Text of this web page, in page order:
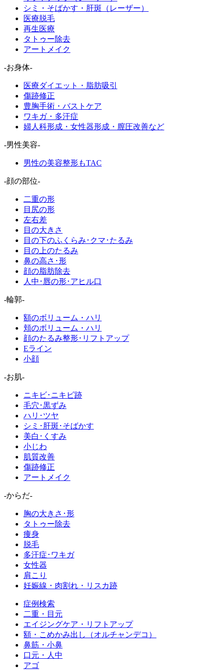
シミ・そばかす・肝斑（レーザー）
医療脱毛
再生医療
タトゥー除去
アートメイク
-お身体-
医療ダイエット・脂肪吸引
傷跡修正
豊胸手術・バストケア
ワキガ・多汗症
婦人科形成・女性器形成・膣圧改善など
-男性美容-
男性の美容整形もTAC
-顔の部位-
二重の形
目尻の形
左右差
目の大きさ
目の下のふくらみ･クマ･たるみ
目の上のたるみ
鼻の高さ･形
顔の脂肪除去
人中･唇の形･アヒル口
-輪郭-
額のボリューム・ハリ
頬のボリューム・ハリ
顔のたるみ整形･リフトアップ
Eライン
小顔
-お肌-
ニキビ･ニキビ跡
毛穴･黒ずみ
ハリ･ツヤ
シミ･肝斑･そばかす
美白･くすみ
小じわ
肌質改善
傷跡修正
アートメイク
-からだ-
胸の大きさ･形
タトゥー除去
痩身
脱毛
多汗症･ワキガ
女性器
肩こり
妊娠線・肉割れ・リスカ跡
症例検索
二重・目元
エイジングケア・リフトアップ
額・こめかみ出し（オルチャンデコ）
鼻筋・小鼻
口元・人中
アゴ